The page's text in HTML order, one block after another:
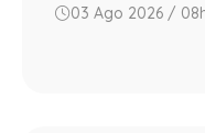
03 Ago 2026 /